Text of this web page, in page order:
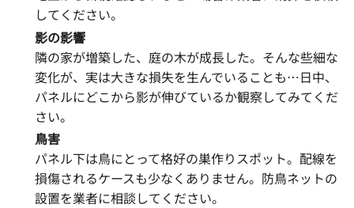
してください。
影の影響
隣の家が増築した、庭の木が成長した。そんな些細な
変化が、実は大きな損失を生んでいることも…日中、
パネルにどこから影が伸びているか観察してみてくだ
さい。
鳥害
パネル下は鳥にとって格好の巣作りスポット。配線を
損傷されるケースも少なくありません。防鳥ネットの
設置を業者に相談してください。